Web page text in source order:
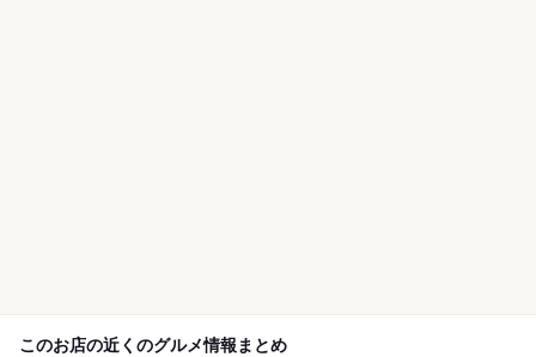
このお店の近くのグルメ情報まとめ